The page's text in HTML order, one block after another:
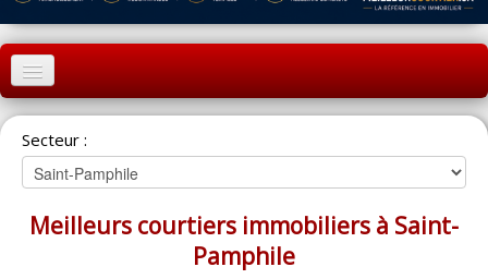
ACCUEIL
MONTRÉAL
QUÉBEC
LAVAL
Secteur :
Meilleurs courtiers immobiliers à Saint-
Pamphile